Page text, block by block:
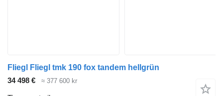
Fliegl Fliegl tmk 190 fox tandem hellgrün
34 498 €
≈ 377 600 kr